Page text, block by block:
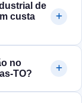
de
custa
no